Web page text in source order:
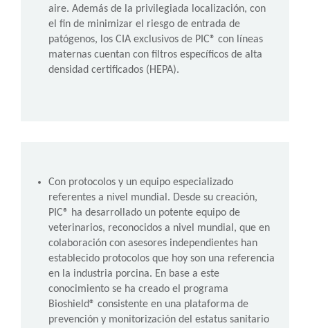
aire. Además de la privilegiada localización, con
el fin de minimizar el riesgo de entrada de
patógenos, los CIA exclusivos de PIC® con líneas
maternas cuentan con filtros específicos de alta
densidad certificados (HEPA).
Con protocolos y un equipo especializado
referentes a nivel mundial. Desde su creación,
PIC® ha desarrollado un potente equipo de
veterinarios, reconocidos a nivel mundial, que en
colaboración con asesores independientes han
establecido protocolos que hoy son una referencia
en la industria porcina. En base a este
conocimiento se ha creado el programa
Bioshield® consistente en una plataforma de
prevención y monitorización del estatus sanitario